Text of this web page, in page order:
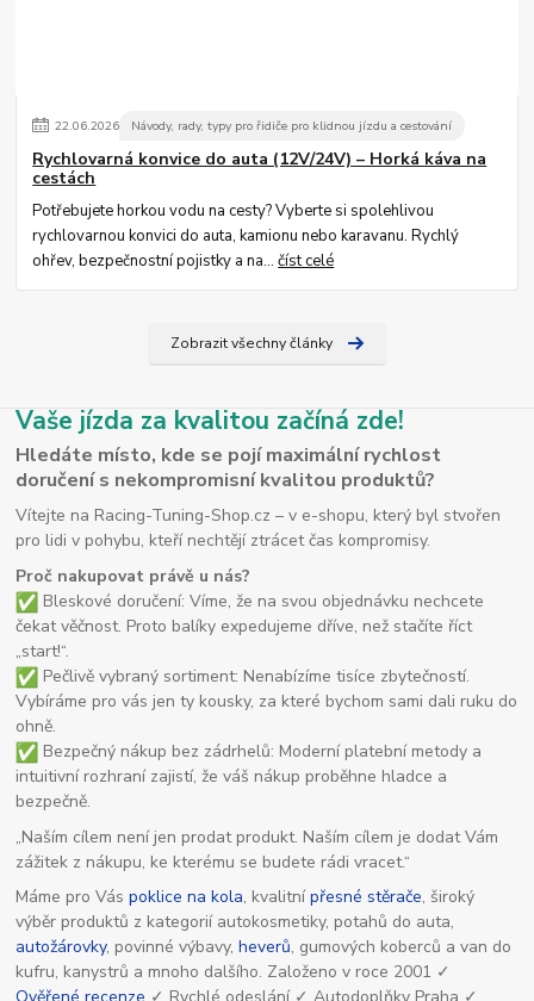
22.06.2026 Návody, rady, typy pro řidiče pro klidnou jízdu a cestování
Rychlovarná konvice do auta (12V/24V) – Horká káva na
cestách
Potřebujete horkou vodu na cesty? Vyberte si spolehlivou
rychlovarnou konvici do auta, kamionu nebo karavanu. Rychlý
ohřev, bezpečnostní pojistky a na...číst celé
Zobrazit všechny články
Vaše jízda za kvalitou začíná zde!
Hledáte místo, kde se pojí maximální rychlost
doručení s nekompromisní kvalitou produktů?
Vítejte na Racing-Tuning-Shop.cz – v e-shopu, který byl stvořen
pro lidi v pohybu, kteří nechtějí ztrácet čas kompromisy.
Proč nakupovat právě u nás?
Bleskové doručení: Víme, že na svou objednávku nechcete
čekat věčnost. Proto balíky expedujeme dříve, než stačíte říct
„start!“.
Pečlivě vybraný sortiment: Nenabízíme tisíce zbytečností.
Vybíráme pro vás jen ty kousky, za které bychom sami dali ruku do
ohně.
Bezpečný nákup bez zádrhelů: Moderní platební metody a
intuitivní rozhraní zajistí, že váš nákup proběhne hladce a
bezpečně.
„Naším cílem není jen prodat produkt. Naším cílem je dodat Vám
zážitek z nákupu, ke kterému se budete rádi vracet.“
Máme pro Váspoklice na kola, kvalitnípřesné stěrače, široký
výběr produktů z kategorií autokosmetiky, potahů do auta,
autožárovky, povinné výbavy,heverů, gumových koberců a van do
kufru, kanystrů a mnoho dalšího. Založeno v roce 2001 ✓